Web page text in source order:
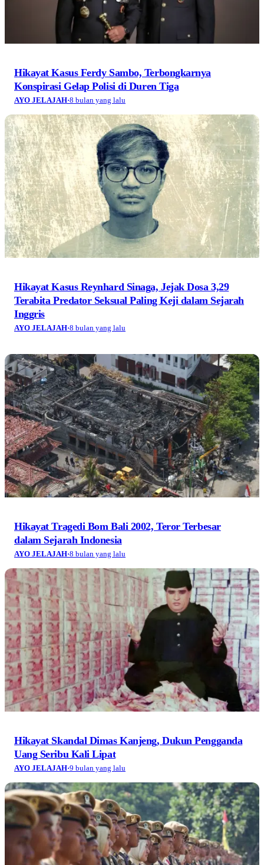
Hikayat Kasus Ferdy Sambo, Terbongkarnya
Konspirasi Gelap Polisi di Duren Tiga
AYO JELAJAH·8 bulan yang lalu
Hikayat Kasus Reynhard Sinaga, Jejak Dosa 3,29
Terabita Predator Seksual Paling Keji dalam Sejarah
Inggris
AYO JELAJAH·8 bulan yang lalu
Hikayat Tragedi Bom Bali 2002, Teror Terbesar
dalam Sejarah Indonesia
AYO JELAJAH·8 bulan yang lalu
Hikayat Skandal Dimas Kanjeng, Dukun Pengganda
Uang Seribu Kali Lipat
AYO JELAJAH·9 bulan yang lalu